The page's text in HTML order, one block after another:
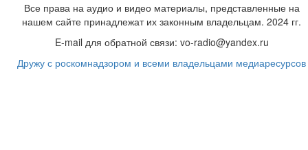
Все права на аудио и видео материалы, представленные на
нашем сайте принадлежат их законным владельцам. 2024 гг.
E-mail для обратной связи: vo-radio@yandex.ru
Дружу с роскомнадзором и всеми владельцами медиаресурсов